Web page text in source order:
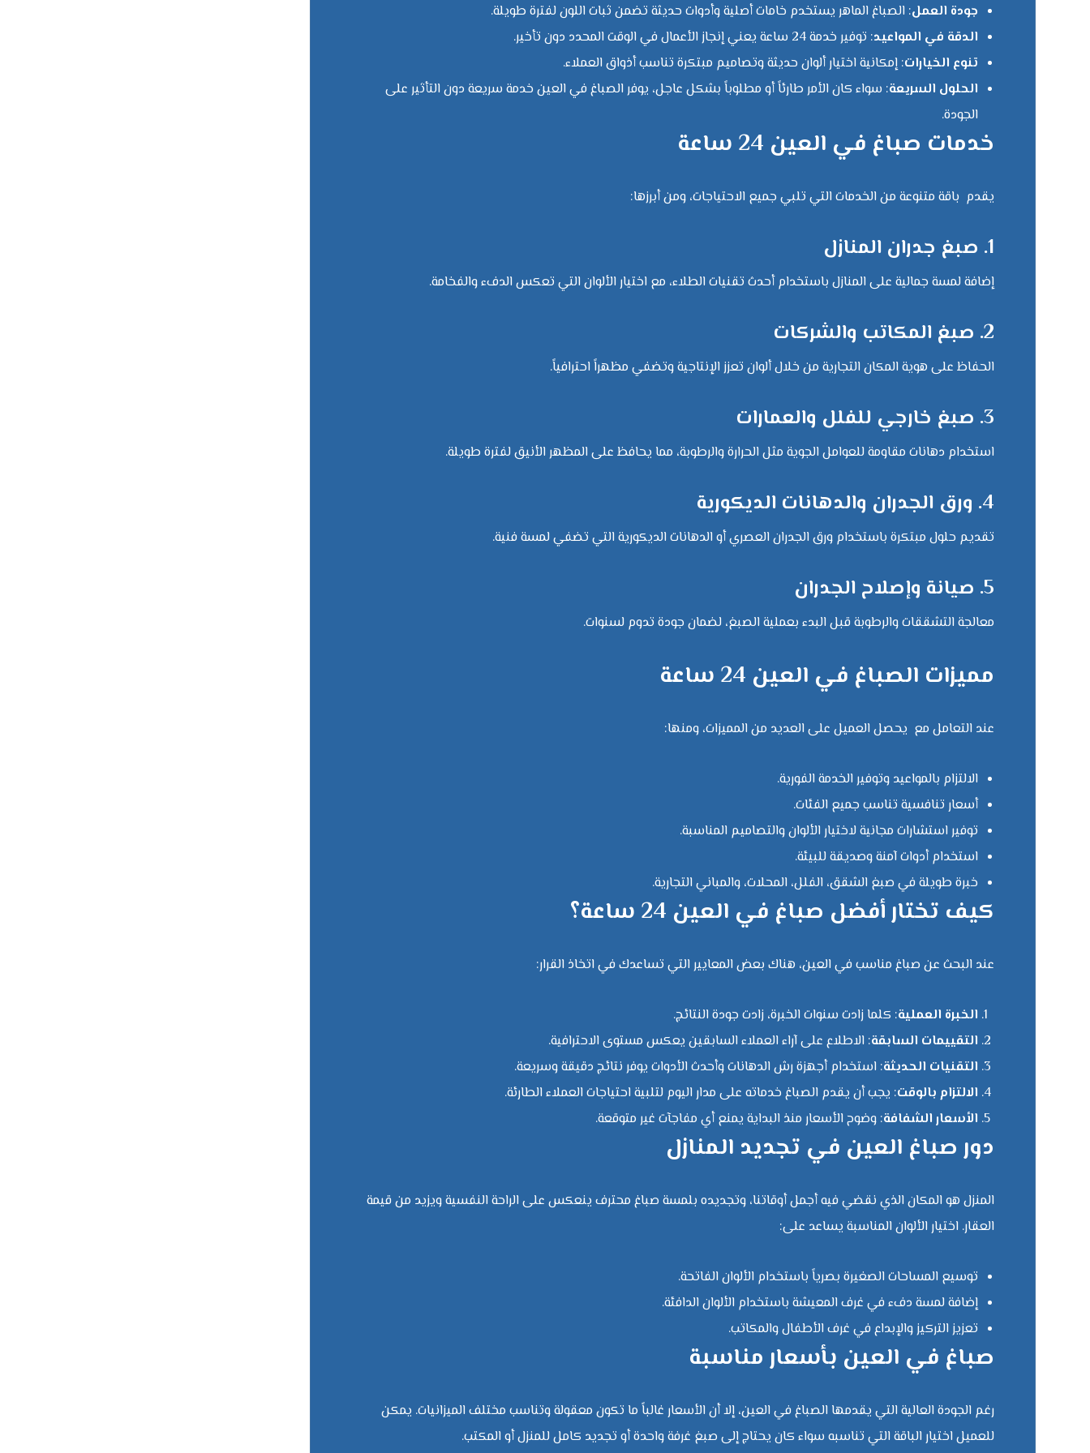
جودة العمل: الصباغ الماهر يستخدم خامات أصلية وأدوات حديثة تضمن ثبات اللون لفترة طويلة.
الدقة في المواعيد: توفير خدمة 24 ساعة يعني إنجاز الأعمال في الوقت المحدد دون تأخير.
تنوع الخيارات: إمكانية اختيار ألوان حديثة وتصاميم مبتكرة تناسب أذواق العملاء.
الحلول السريعة: سواء كان الأمر طارئاً أو مطلوباً بشكل عاجل، يوفر الصباغ في العين خدمة سريعة دون التأثير على
الجودة.
خدمات صباغ في العين 24 ساعة
يقدم باقة متنوعة من الخدمات التي تلبي جميع الاحتياجات، ومن أبرزها:
1. صبغ جدران المنازل
إضافة لمسة جمالية على المنازل باستخدام أحدث تقنيات الطلاء، مع اختيار الألوان التي تعكس الدفء والفخامة.
2. صبغ المكاتب والشركات
الحفاظ على هوية المكان التجارية من خلال ألوان تعزز الإنتاجية وتضفي مظهراً احترافياً.
3. صبغ خارجي للفلل والعمارات
استخدام دهانات مقاومة للعوامل الجوية مثل الحرارة والرطوبة، مما يحافظ على المظهر الأنيق لفترة طويلة.
4. ورق الجدران والدهانات الديكورية
تقديم حلول مبتكرة باستخدام ورق الجدران العصري أو الدهانات الديكورية التي تضفي لمسة فنية.
5. صيانة وإصلاح الجدران
معالجة التشققات والرطوبة قبل البدء بعملية الصبغ، لضمان جودة تدوم لسنوات.
مميزات الصباغ في العين 24 ساعة
عند التعامل مع يحصل العميل على العديد من المميزات، ومنها:
الالتزام بالمواعيد وتوفير الخدمة الفورية.
أسعار تنافسية تناسب جميع الفئات.
توفير استشارات مجانية لاختيار الألوان والتصاميم المناسبة.
استخدام أدوات آمنة وصديقة للبيئة.
خبرة طويلة في صبغ الشقق، الفلل، المحلات، والمباني التجارية.
كيف تختار أفضل صباغ في العين 24 ساعة؟
عند البحث عن صباغ مناسب في العين، هناك بعض المعايير التي تساعدك في اتخاذ القرار:
الخبرة العملية: كلما زادت سنوات الخبرة، زادت جودة النتائج.
التقييمات السابقة: الاطلاع على آراء العملاء السابقين يعكس مستوى الاحترافية.
التقنيات الحديثة: استخدام أجهزة رش الدهانات وأحدث الأدوات يوفر نتائج دقيقة وسريعة.
الالتزام بالوقت: يجب أن يقدم الصباغ خدماته على مدار اليوم لتلبية احتياجات العملاء الطارئة.
الأسعار الشفافة: وضوح الأسعار منذ البداية يمنع أي مفاجآت غير متوقعة.
دور صباغ العين في تجديد المنازل
المنزل هو المكان الذي نقضي فيه أجمل أوقاتنا، وتجديده بلمسة صباغ محترف ينعكس على الراحة النفسية ويزيد من قيمة
العقار. اختيار الألوان المناسبة يساعد على:
توسيع المساحات الصغيرة بصرياً باستخدام الألوان الفاتحة.
إضافة لمسة دفء في غرف المعيشة باستخدام الألوان الدافئة.
تعزيز التركيز والإبداع في غرف الأطفال والمكاتب.
صباغ في العين بأسعار مناسبة
رغم الجودة العالية التي يقدمها الصباغ في العين، إلا أن الأسعار غالباً ما تكون معقولة وتناسب مختلف الميزانيات. يمكن
للعميل اختيار الباقة التي تناسبه سواء كان يحتاج إلى صبغ غرفة واحدة أو تجديد كامل للمنزل أو المكتب.